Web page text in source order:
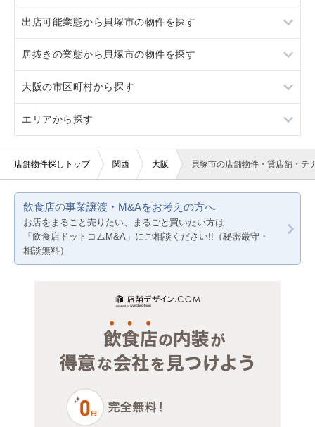
スケルトン
ロードサイド物件
駐車場あり
看板取り付け可
10坪以下
賃料10万円以下
賃料20万円以下
1階
出店可能業態から貝塚市の物件を探す
重飲食
軽飲食
バー・クラブ
医療・歯科・クリニック
その他サービス・その他
居抜きの業態から貝塚市の物件を探す
居酒屋・ダイニングバー
大阪の市区町村から探す
大阪市すべて
堺市すべて
大阪市福島区
大阪市此花区
大阪市浪速区
エリアから探す
大阪
兵庫
店舗物件探しトップ 関西 大阪 貝塚市の店舗物件・貸店舗・テ
飲食店の事業譲渡・M&Aをお考えの方へ
お店をまるごと売りたい、まるごと買いたい方は
「飲食店ドットコムM&A」にご相談ください!!（秘密厳守・
相談無料）